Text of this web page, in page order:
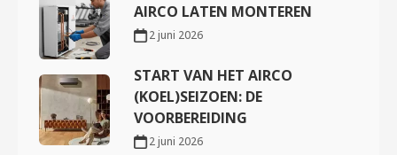
AIRCO LATEN MONTEREN
2 juni 2026
START VAN HET AIRCO
(KOEL)SEIZOEN: DE
VOORBEREIDING
2 juni 2026